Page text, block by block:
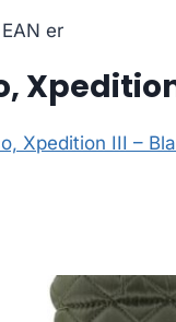
er
Xpedition III –